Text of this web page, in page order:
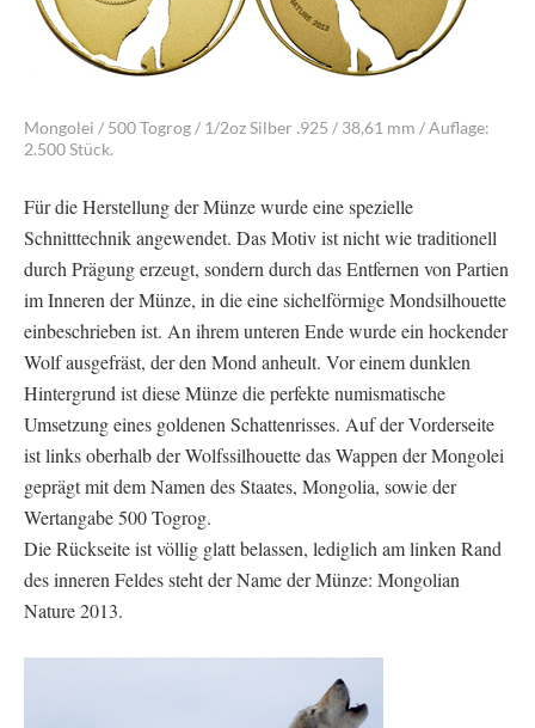
Mongolei / 500 Togrog / 1/2oz Silber .925 / 38,61 mm / Auflage:
2.500 Stück.
Für die Herstellung der Münze wurde eine spezielle
Schnitttechnik angewendet. Das Motiv ist nicht wie traditionell
durch Prägung erzeugt, sondern durch das Entfernen von Partien
im Inneren der Münze, in die eine sichelförmige Mondsilhouette
einbeschrieben ist. An ihrem unteren Ende wurde ein hockender
Wolf ausgefräst, der den Mond anheult. Vor einem dunklen
Hintergrund ist diese Münze die perfekte numismatische
Umsetzung eines goldenen Schattenrisses. Auf der Vorderseite
ist links oberhalb der Wolfssilhouette das Wappen der Mongolei
geprägt mit dem Namen des Staates, Mongolia, sowie der
Wertangabe 500 Togrog.
Die Rückseite ist völlig glatt belassen, lediglich am linken Rand
des inneren Feldes steht der Name der Münze: Mongolian
Nature 2013.